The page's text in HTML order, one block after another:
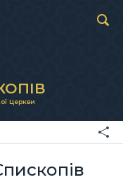
Церкви